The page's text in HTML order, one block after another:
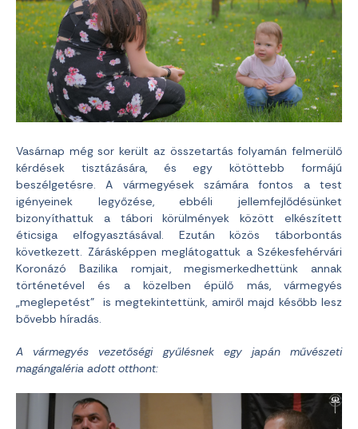
Vasárnap még sor került az összetartás folyamán felmerülő
kérdések tisztázására, és egy kötöttebb formájú
beszélgetésre. A vármegyések számára fontos a test
igényeinek legyőzése, ebbéli jellemfejlődésünket
bizonyíthattuk a tábori körülmények között elkészített
éticsiga elfogyasztásával. Ezután közös táborbontás
következett. Zárásképpen meglátogattuk a Székesfehérvári
Koronázó Bazilika romjait, megismerkedhettünk annak
történetével és a közelben épülő más, vármegyés
„meglepetést” is megtekintettünk, amiről majd később lesz
bővebb híradás.
A vármegyés vezetőségi gyűlésnek egy japán művészeti
magángaléria adott otthont: